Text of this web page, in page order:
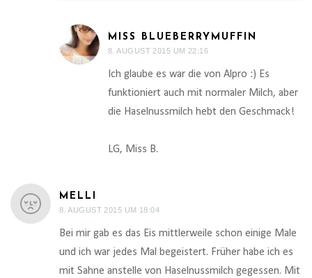
MISS BLUEBERRYMUFFIN
8. AUGUST 2015 UM 22:16
Ich glaube es war die von Alpro :) Es
funktioniert auch mit normaler Milch, aber
die Haselnussmilch hebt den Geschmack!
LG, Miss B.
MELLI
8. AUGUST 2015 UM 18:04
Bei mir gab es das Eis mittlerweile schon einige Male
und ich war jedes Mal begeistert. Früher habe ich es
mit Sahne anstelle von Haselnussmilch gegessen. Mit